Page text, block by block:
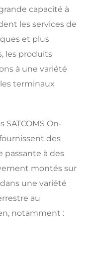
capacité à
les services de
et plus
les produits
à une variété
terminaux
On-
des
passante à des
montés sur
une variété
au
notamment :